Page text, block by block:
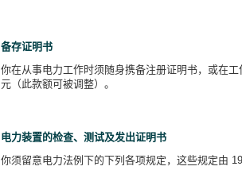
备存证明书
你在从事电力工作时须随身携备注册证明书，或在
元（此款额可被调整）。
电力装置的检查、测试及发出证明书
你须留意电力法例下的下列各项规定，这些规定由